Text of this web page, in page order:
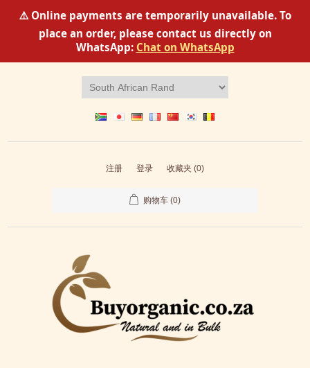
⚠️ Online payments are temporarily unavailable. To
place an order, please contact us directly on
WhatsApp: Chat on WhatsApp
注册 登录 收藏夹 (0)
购物车 (0)